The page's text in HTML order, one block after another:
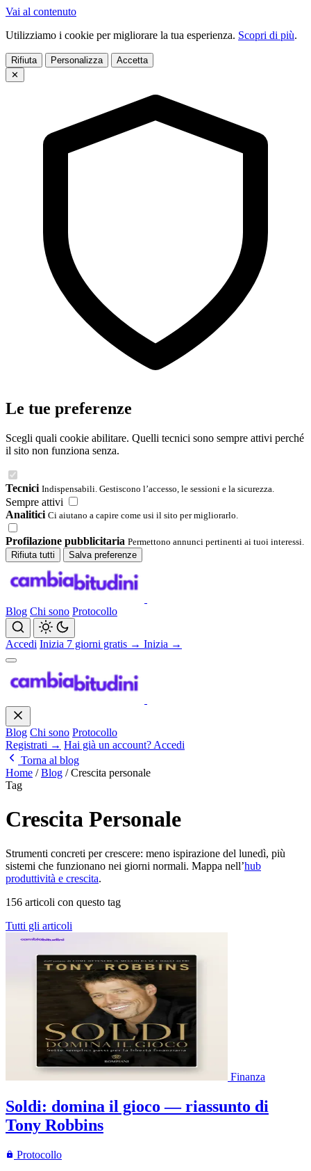
Vai al contenuto
Utilizziamo i cookie per migliorare la tua esperienza. Scopri di più.
Rifiuta Personalizza
Accetta
✕
Le tue preferenze
Scegli quali cookie abilitare. Quelli tecnici sono sempre attivi perché
il sito non funziona senza.
Tecnici Indispensabili. Gestiscono l’accesso, le sessioni e la sicurezza.
Sempre attivi
Analitici Ci aiutano a capire come usi il sito per migliorarlo.
Profilazione pubblicitaria Permettono annunci pertinenti ai tuoi interessi.
Rifiuta tutti
Salva preferenze
Blog Chi sono Protocollo
Accedi Inizia 7 giorni gratis → Inizia →
Blog Chi sono Protocollo
Registrati → Hai già un account? Accedi
Torna al blog
Home / Blog / Crescita personale
Tag
Crescita Personale
Strumenti concreti per crescere: meno ispirazione del lunedì, più
sistemi che funzionano nei giorni normali. Mappa nell’hub
produttività e crescita.
156 articoli con questo tag
Tutti gli articoli
Finanza
Soldi: domina il gioco — riassunto di
Tony Robbins
Protocollo